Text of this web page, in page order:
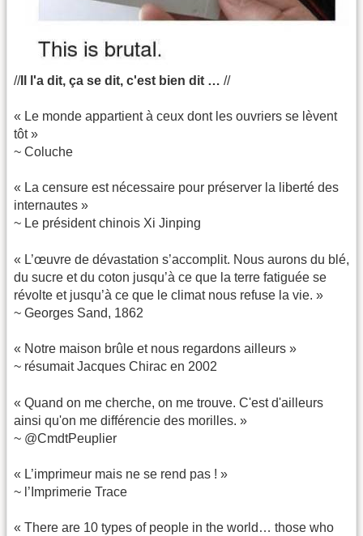
//Il l'a dit, ça se dit, c'est bien dit … //
« Le monde appartient à ceux dont les ouvriers se lèvent
tôt »
~ Coluche
« La censure est nécessaire pour préserver la liberté des
internautes »
~ Le président chinois Xi Jinping
« L’œuvre de dévastation s’accomplit. Nous aurons du blé,
du sucre et du coton jusqu’à ce que la terre fatiguée se
révolte et jusqu’à ce que le climat nous refuse la vie. »
~ Georges Sand, 1862
« Notre maison brûle et nous regardons ailleurs »
~ résumait Jacques Chirac en 2002
« Quand on me cherche, on me trouve. C'est d'ailleurs
ainsi qu'on me différencie des morilles. »
~ @CmdtPeuplier
« L’imprimeur mais ne se rend pas ! »
~ l’Imprimerie Trace
« There are 10 types of people in the world… those who